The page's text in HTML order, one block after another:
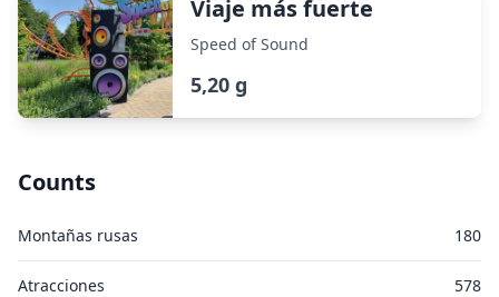
Viaje más fuerte
Speed of Sound
5,20 g
Counts
Montañas rusas 180
Atracciones 578